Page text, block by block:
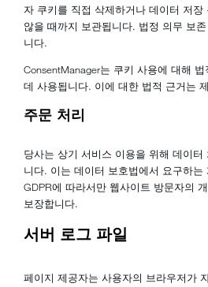
자 쿠키를 직접 삭제하거나 데이터 저장
않을 때까지 보관됩니다. 법정 의무 보
니다.
ConsentManager는 쿠키 사용에 대해
데 사용됩니다. 이에 대한 법적 근거는
주문 처리
당사는 상기 서비스 이용을 위해 데이터
니다. 이는 데이터 보호법에서 요구하
GDPR에 따라서만 웹사이트 방문자의
보장합니다.
서버 로그 파일
페이지 제공자는 사용자의 브라우저가